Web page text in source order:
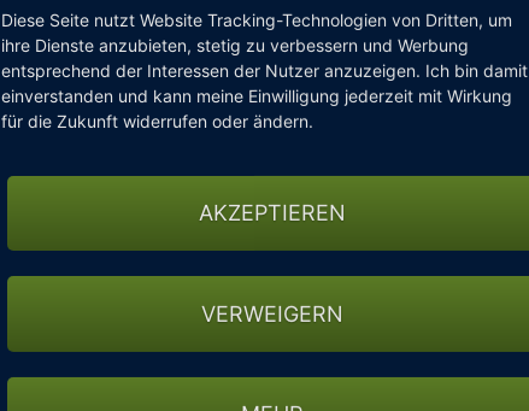
DATENSCHUTZ
Diese Seite nutzt Website Tracking-Technologien von Dritten, um
ihre Dienste anzubieten, stetig zu verbessern und Werbung
entsprechend der Interessen der Nutzer anzuzeigen. Ich bin damit
einverstanden und kann meine Einwilligung jederzeit mit Wirkung
für die Zukunft widerrufen oder ändern.
AKZEPTIEREN
VERWEIGERN